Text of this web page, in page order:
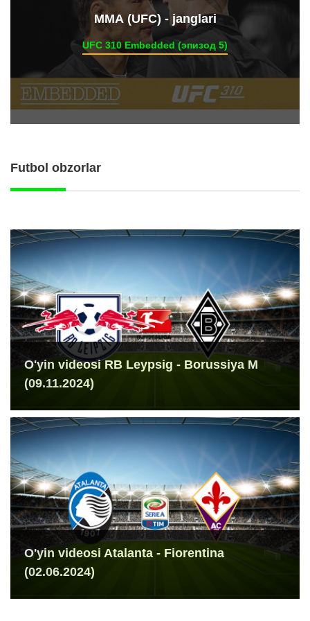
ММА (UFC) - janglari
UFC 310 Embedded (эпизод 5)
Futbol obzorlar
O'yin videosi RB Leypsig - Borussiya M
(09.11.2024)
O'yin videosi Atalanta - Fiorentina
(02.06.2024)